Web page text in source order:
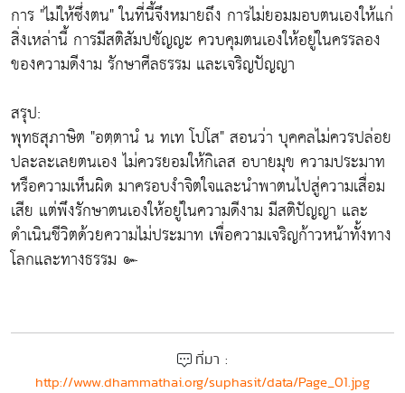
การ "ไม่ให้ซึ่งตน" ในที่นี้จึงหมายถึง การไม่ยอมมอบตนเองให้แก่
สิ่งเหล่านี้ การมีสติสัมปชัญญะ ควบคุมตนเองให้อยู่ในครรลอง
ของความดีงาม รักษาศีลธรรม และเจริญปัญญา
สรุป:
พุทธสุภาษิต "อตฺตานํ น ทเท โปโส" สอนว่า บุคคลไม่ควรปล่อย
ปละละเลยตนเอง ไม่ควรยอมให้กิเลส อบายมุข ความประมาท
หรือความเห็นผิด มาครอบงำจิตใจและนำพาตนไปสู่ความเสื่อม
เสีย แต่พึงรักษาตนเองให้อยู่ในความดีงาม มีสติปัญญา และ
ดำเนินชีวิตด้วยความไม่ประมาท เพื่อความเจริญก้าวหน้าทั้งทาง
โลกและทางธรรม ๛
ที่มา :
http://www.dhammathai.org/suphasit/data/Page_01.jpg